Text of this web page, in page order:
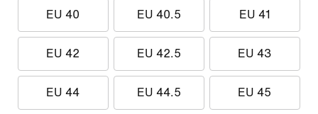
EU 40 EU 40.5 EU 41
EU 42 EU 42.5 EU 43
EU 44 EU 44.5 EU 45